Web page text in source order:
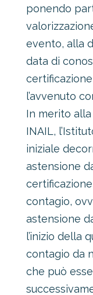
ponendo
evento, alla
data di
l’avvenuto
In merito
INAIL,
iniziale
astensione
contagio,
astensione
l’inizio della
contagio da
che può